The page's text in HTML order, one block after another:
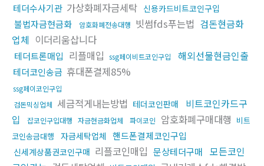
테더수사기관 가상화폐자금세탁 신용카드비트코인구입
불법자금현금화 암호화폐전송대행 빗썸fds푸는법 검돈현금화
업체 이더리움삽니다
테더트론매입 리플매입 ssg페이비트코인구입 해외선물현금인출
테더코인송금 휴대폰결제85%
ssg페이코인구입
검돈믹싱업체 세금적게내는방법 테더코인판매
비트코인카드구
입
잡코인구입대행 자금현금화업체 파이코인 암호화폐구매대행 비트
코인송금대행
자금세탁업체 핸드폰결제코인구입
신세계상품권코인구매 리플코인매입 문상테더구매
모든코인